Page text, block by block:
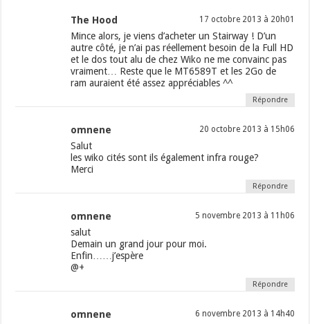
The Hood 17 octobre 2013 à 20h01
Mince alors, je viens d’acheter un Stairway ! D’un
autre côté, je n’ai pas réellement besoin de la Full HD
et le dos tout alu de chez Wiko ne me convainc pas
vraiment… Reste que le MT6589T et les 2Go de
ram auraient été assez appréciables ^^
Répondre
omnene 20 octobre 2013 à 15h06
Salut
les wiko cités sont ils également infra rouge?
Merci
Répondre
omnene 5 novembre 2013 à 11h06
salut
Demain un grand jour pour moi.
Enfin……j’espère
@+
Répondre
omnene 6 novembre 2013 à 14h40